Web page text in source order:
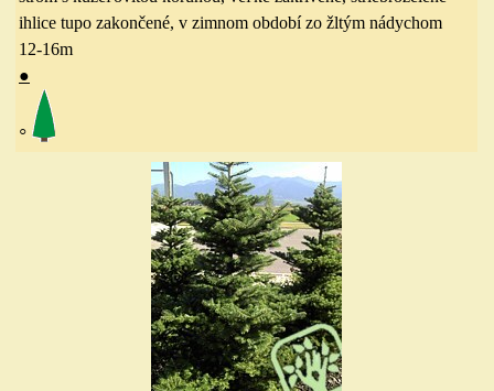
ihlice tupo zakončené, v zimnom období zo žltým nádychom
12-16m
●
◦